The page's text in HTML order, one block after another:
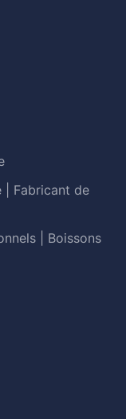
| Fabricant de
| Boissons